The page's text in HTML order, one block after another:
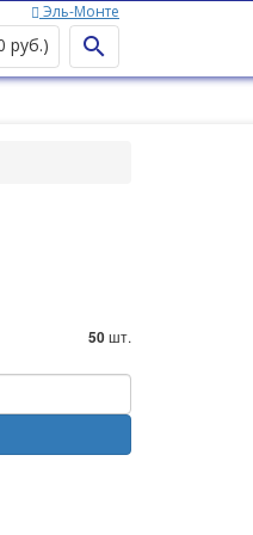
Эль-Монте
—Эль-Монте?
руб.) 
50шт.